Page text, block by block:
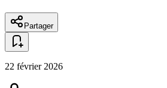
Partager
22 février 2026